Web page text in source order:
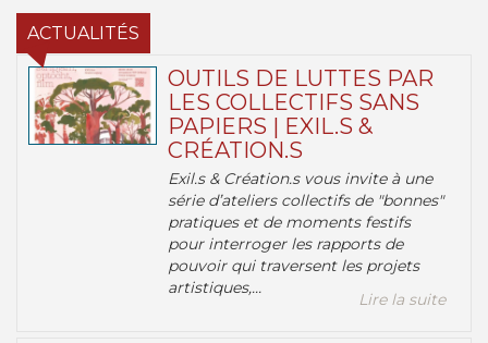
ACTUALITÉS
OUTILS DE LUTTES PAR
LES COLLECTIFS SANS
PAPIERS | EXIL.S &
CRÉATION.S
Exil.s & Création.s vous invite à une
série d’ateliers collectifs de "bonnes"
pratiques et de moments festifs
pour interroger les rapports de
pouvoir qui traversent les projets
artistiques,...
Lire la suite